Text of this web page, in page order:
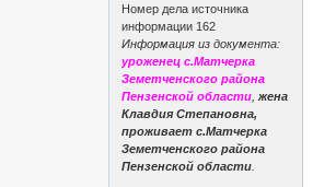
Номер дела источника
информации 162
Информация из документа:
уроженец с.Матчерка
Земетченского района
Пензенской области ,жена
Клавдия Степановна,
проживает с.Матчерка
Земетченского района
Пензенской области